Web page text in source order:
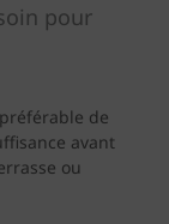
pour
de
avant
ou